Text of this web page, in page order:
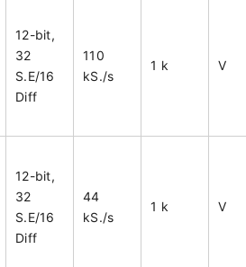
12-bit,
32
S.E/16
Diff
110
kS./s
1 k V
12-bit,
32
S.E/16
Diff
44
kS./s
1 k V